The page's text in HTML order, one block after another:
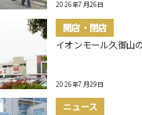
2026年7月26日
開店・閉店
イオンモール久御山
2026年7月29日
ニュース